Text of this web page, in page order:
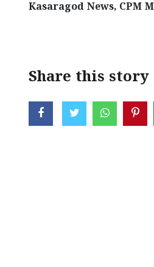
Kasaragod News, CPM
Share this story